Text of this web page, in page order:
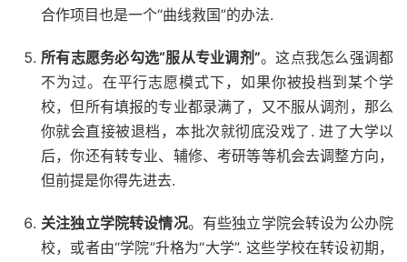
合作项目也是一个“曲线救国”的办法.
所有志愿务必勾选“服从专业调剂”。这点我怎么强调都
不为过。在平行志愿模式下，如果你被投档到某个学
校，但所有填报的专业都录满了，又不服从调剂，那么
你就会直接被退档，本批次就彻底没戏了. 进了大学以
后，你还有转专业、辅修、考研等等机会去调整方向，
但前提是你得先进去.
关注独立学院转设情况。有些独立学院会转设为公办院
校，或者由“学院”升格为“大学”. 这些学校在转设初期，